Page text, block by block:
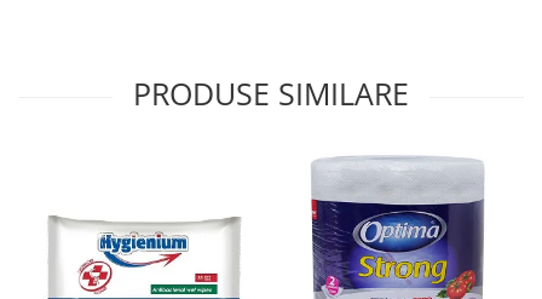
PRODUSE SIMILARE